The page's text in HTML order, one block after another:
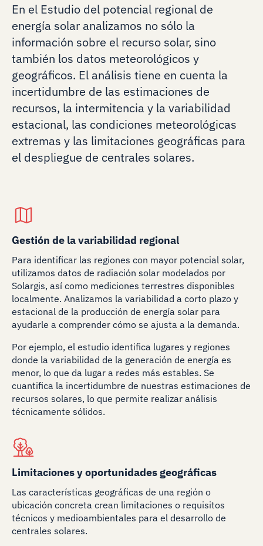
En el Estudio del potencial regional de
energía solar analizamos no sólo la
información sobre el recurso solar, sino
también los datos meteorológicos y
geográficos. El análisis tiene en cuenta la
incertidumbre de las estimaciones de
recursos, la intermitencia y la variabilidad
estacional, las condiciones meteorológicas
extremas y las limitaciones geográficas para
el despliegue de centrales solares.
Gestión de la variabilidad regional
Para identificar las regiones con mayor potencial solar,
utilizamos datos de radiación solar modelados por
Solargis, así como mediciones terrestres disponibles
localmente. Analizamos la variabilidad a corto plazo y
estacional de la producción de energía solar para
ayudarle a comprender cómo se ajusta a la demanda.
Por ejemplo, el estudio identifica lugares y regiones
donde la variabilidad de la generación de energía es
menor, lo que da lugar a redes más estables. Se
cuantifica la incertidumbre de nuestras estimaciones de
recursos solares, lo que permite realizar análisis
técnicamente sólidos.
Limitaciones y oportunidades geográficas
Las características geográficas de una región o
ubicación concreta crean limitaciones o requisitos
técnicos y medioambientales para el desarrollo de
centrales solares.